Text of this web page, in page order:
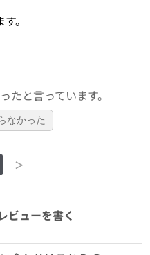
。
たと言っています。
なかった
＞
ビューを書く